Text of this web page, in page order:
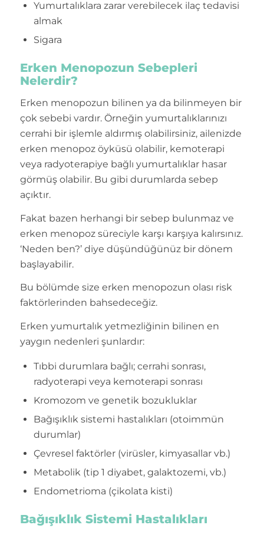
Yumurtalıklara zarar verebilecek ilaç tedavisi
almak
Sigara
Erken Menopozun Sebepleri
Nelerdir?
Erken menopozun bilinen ya da bilinmeyen bir
çok sebebi vardır. Örneğin yumurtalıklarınızı
cerrahi bir işlemle aldırmış olabilirsiniz, ailenizde
erken menopoz öyküsü olabilir, kemoterapi
veya radyoterapiye bağlı yumurtalıklar hasar
görmüş olabilir. Bu gibi durumlarda sebep
açıktır.
Fakat bazen herhangi bir sebep bulunmaz ve
erken menopoz süreciyle karşı karşıya kalırsınız.
‘Neden ben?’ diye düşündüğünüz bir dönem
başlayabilir.
Bu bölümde size erken menopozun olası risk
faktörlerinden bahsedeceğiz.
Erken yumurtalık yetmezliğinin bilinen en
yaygın nedenleri şunlardır:
Tıbbi durumlara bağlı; cerrahi sonrası,
radyoterapi veya kemoterapi sonrası
Kromozom ve genetik bozukluklar
Bağışıklık sistemi hastalıkları (otoimmün
durumlar)
Çevresel faktörler (virüsler, kimyasallar vb.)
Metabolik (tip 1 diyabet, galaktozemi, vb.)
Endometrioma (çikolata kisti)
Bağışıklık Sistemi Hastalıkları